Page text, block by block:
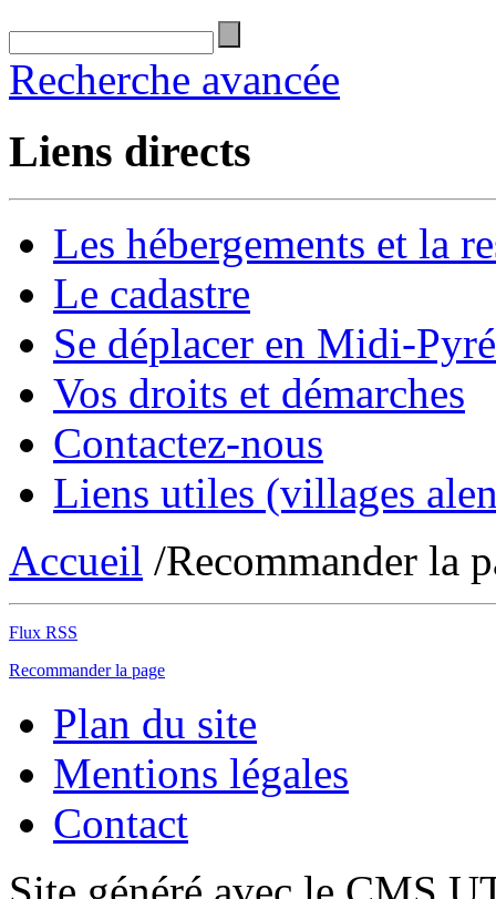
Recherche avancée
Liens directs
Les hébergements et la
Le cadastre
Se déplacer en Midi-
Vos droits et démarches
Contactez-nous
Liens utiles (villages
Accueil /Recommander la
Flux RSS
Recommander la page
Plan du site
Mentions légales
Contact